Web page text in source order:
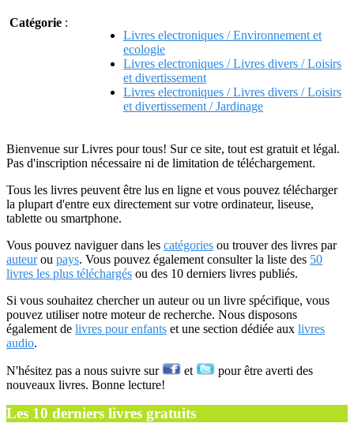
Catégorie :
Livres electroniques / Environnement et
ecologie
Livres electroniques / Livres divers / Loisirs
et divertissement
Livres electroniques / Livres divers / Loisirs
et divertissement / Jardinage
Bienvenue sur Livres pour tous! Sur ce site, tout est gratuit et légal.
Pas d'inscription nécessaire ni de limitation de téléchargement.
Tous les livres peuvent être lus en ligne et vous pouvez télécharger
la plupart d'entre eux directement sur votre ordinateur, liseuse,
tablette ou smartphone.
Vous pouvez naviguer dans les catégories ou trouver des livres par
auteurou pays. Vous pouvez également consulter la liste des 50
livres les plus téléchargés ou des 10 derniers livres publiés.
Si vous souhaitez chercher un auteur ou un livre spécifique, vous
pouvez utiliser notre moteur de recherche. Nous disposons
également de livres pour enfants et une section dédiée aux livres
audio.
N'hésitez pas a nous suivre sur et
pour être averti des
nouveaux livres. Bonne lecture!
Les 10 derniers livres gratuits